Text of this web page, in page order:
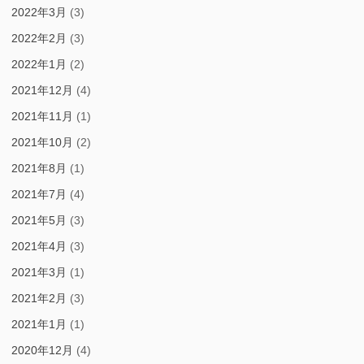
2022年3月 (3)
2022年2月 (3)
2022年1月 (2)
2021年12月 (4)
2021年11月 (1)
2021年10月 (2)
2021年8月 (1)
2021年7月 (4)
2021年5月 (3)
2021年4月 (3)
2021年3月 (1)
2021年2月 (3)
2021年1月 (1)
2020年12月 (4)